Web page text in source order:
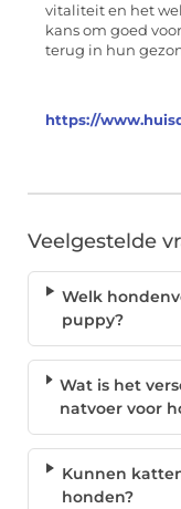
vitaliteit en het
kans om goed
terug in hun
https://
Veelgestelde
Welk
puppy?
Wat is het
natvoer voor
Kunnen
honden?